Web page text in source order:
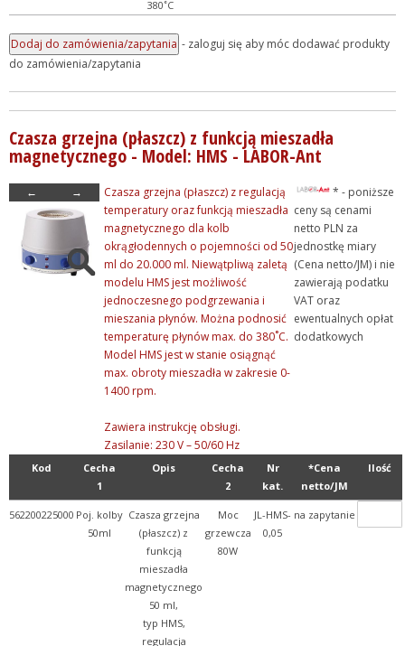
380˚C
- zaloguj się aby móc dodawać produkty
do zamówienia/zapytania
Czasza grzejna (płaszcz) z funkcją mieszadła
magnetycznego - Model: HMS - LABOR-Ant
← →
Czasza grzejna (płaszcz) z regulacją
temperatury oraz funkcją mieszadła
magnetycznego dla kolb
okrągłodennych o pojemności od 50
ml do 20.000 ml. Niewątpliwą zaletą
modelu HMS jest możliwość
jednoczesnego podgrzewania i
mieszania płynów. Można podnosić
temperaturę płynów max. do 380˚C.
Model HMS jest w stanie osiągnąć
max. obroty mieszadła w zakresie 0-
1400 rpm.
Zawiera instrukcję obsługi.
Zasilanie: 230 V – 50/60 Hz
* - poniższe
ceny są cenami
netto PLN za
jednostkę miary
(Cena netto/JM) i nie
zawierają podatku
VAT oraz
ewentualnych opłat
dodatkowych
Kod
Cecha
1
Opis
Cecha
2
Nr
kat.
*Cena
netto/JM
Ilość
562200225000 Poj. kolby
50ml
Czasza grzejna
(płaszcz) z
funkcją
mieszadła
magnetycznego
50 ml,
typ HMS,
regulacja
Moc
grzewcza
80W
JL-HMS-
0,05
na zapytanie